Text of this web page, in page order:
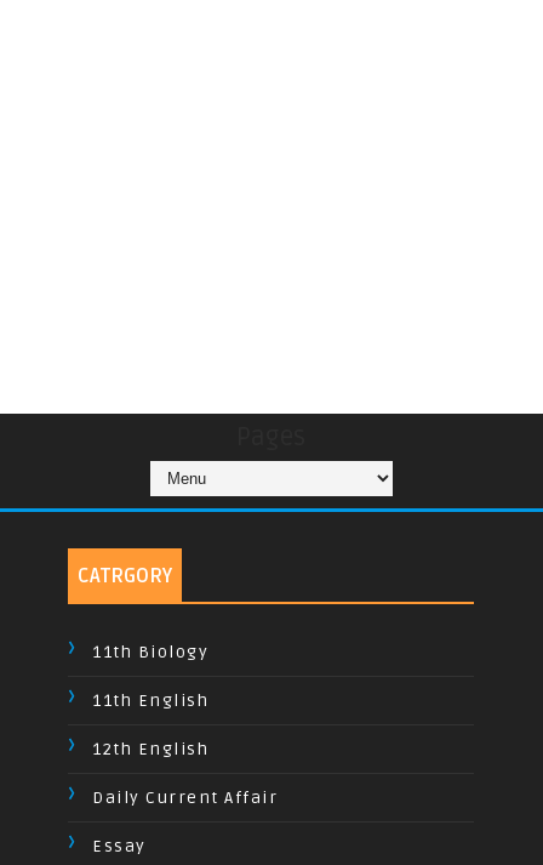
CATRGORY
11th Biology
11th English
12th English
Daily Current Affair
Essay